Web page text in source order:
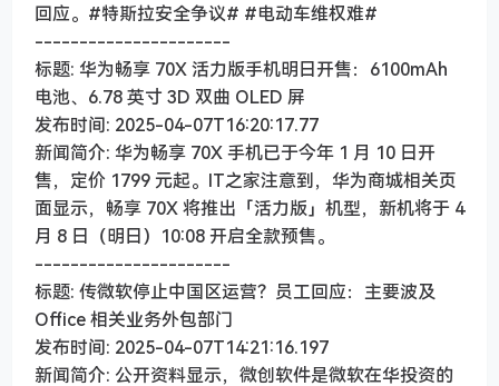
回应。#特斯拉安全争议# #电动车维权难#
----------------------
标题: 华为畅享 70X 活力版手机明日开售：6100mAh
电池、6.78 英寸 3D 双曲 OLED 屏
发布时间: 2025-04-07T16:20:17.77
新闻简介: 华为畅享 70X 手机已于今年 1 月 10 日开
售，定价 1799 元起。IT之家注意到，华为商城相关页
面显示，畅享 70X 将推出「活力版」机型，新机将于 4
月 8 日（明日）10:08 开启全款预售。
----------------------
标题: 传微软停止中国区运营？员工回应：主要波及
Office 相关业务外包部门
发布时间: 2025-04-07T14:21:16.197
新闻简介: 公开资料显示，微创软件是微软在华投资的